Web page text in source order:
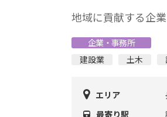
地域に貢献する企
企業・事務所
建設業
土木
エリア
最寄り駅